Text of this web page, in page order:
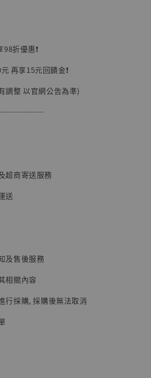
加購優惠【讓子彈飛 鵝城縣長 張麻子 [BK01]】
1/6系列可動蒐藏人偶 讓
折優惠❗️
再享15元回饋金❗️
調整 以官網公告為準)
超商寄送服務
送
及售後服務
相關內容
行採購, 採購後無法取消